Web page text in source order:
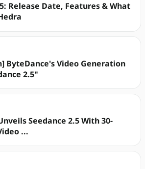
Release Date, Features & What
ByteDance's Video Generation
2.5"
Seedance 2.5 With 30-
...